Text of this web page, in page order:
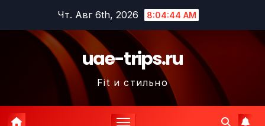
содержимому
Чт. Авг 6th, 2026 8:04:45 AM
uae-trips.ru
Fit и стильно